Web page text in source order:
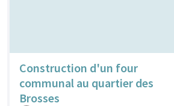
Construction d'un four
communal au quartier des
Brosses